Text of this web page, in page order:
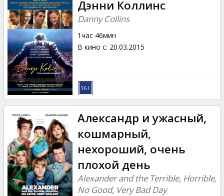
Дэнни Коллинс
Danny Collins
1час 46мин
В кино с: 20.03.2015
Александр и ужасный,
кошмарный,
нехороший, очень
плохой день
Alexander and the Terrible, Horrible,
No Good, Very Bad Day